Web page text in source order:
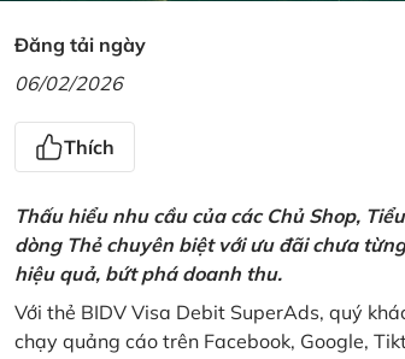
Đăng tải ngày
06/02/2026
Thích
Thấu hiểu nhu cầu của các Chủ Shop,
dòng Thẻ chuyên biệt với ưu đãi chưa
hiệu quả, bứt phá doanh thu.
Với thẻ BIDV Visa Debit SuperAds, quý
chạy quảng cáo trên Facebook, Google,